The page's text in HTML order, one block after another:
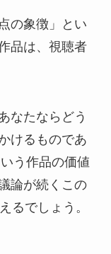
の象徴」とい
品は、視聴者
なたならどう
けるものであ
う作品の価値
論が続くこの
るでしょう。